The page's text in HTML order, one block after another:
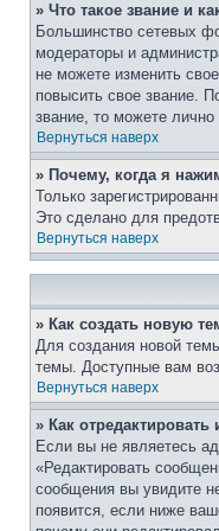
» Что такое звание и
Большинство сетевых
модераторы и
не можете изменить
повысить свое звание.
звание, то можете
Вернуться наверх
» Почему, когда я
Только
Это сделано для
Вернуться наверх
» Как создать новую
Для создания новой
темы. Доступные вам
Вернуться наверх
» Как
Если вы не являетесь
«Редактировать
сообщения вы увидите
появится, если ниже